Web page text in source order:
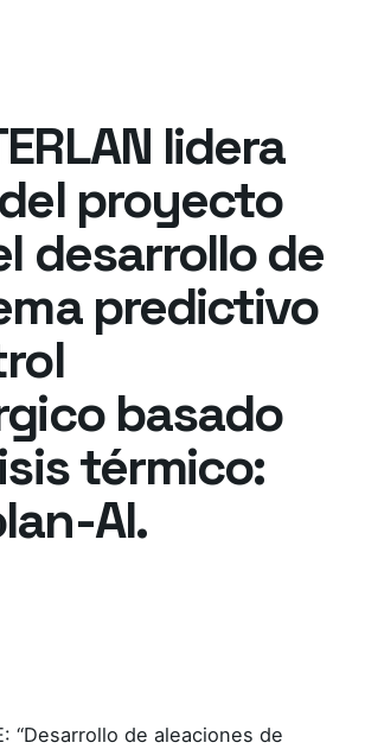
lidera
proyecto
desarrollo de
predictivo
basado
térmico:
Al.
“Desarrollo de aleaciones de